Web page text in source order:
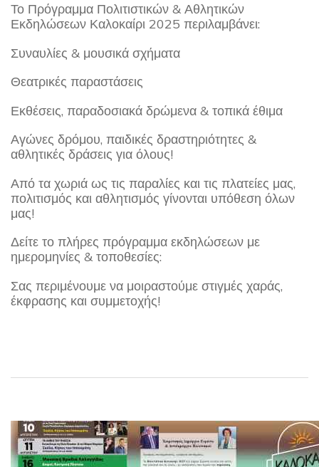
Το Πρόγραμμα Πολιτιστικών & Αθλητικών
Εκδηλώσεων Καλοκαίρι 2025 περιλαμβάνει:
Συναυλίες & μουσικά σχήματα
Θεατρικές παραστάσεις
Εκθέσεις, παραδοσιακά δρώμενα & τοπικά έθιμα
Αγώνες δρόμου, παιδικές δραστηριότητες &
αθλητικές δράσεις για όλους!
Από τα χωριά ως τις παραλίες και τις πλατείες μας,
πολιτισμός και αθλητισμός γίνονται υπόθεση όλων
μας!
Δείτε το πλήρες πρόγραμμα εκδηλώσεων με
ημερομηνίες & τοποθεσίες:
Σας περιμένουμε να μοιραστούμε στιγμές χαράς,
έκφρασης και συμμετοχής!